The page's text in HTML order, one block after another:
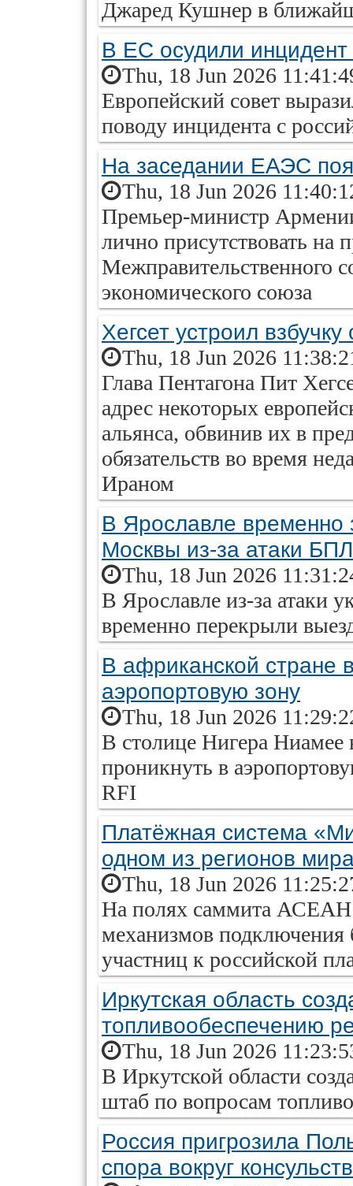
Джаред Кушнер в
В ЕС осудили
Thu, 18 Jun 2026
Европейский совет
поводу инцидента с
На заседании ЕАЭС
Thu, 18 Jun 2026
Премьер-министр
лично присутствовать на
Межправительственного
экономического союза
Хегсет устроил
Thu, 18 Jun 2026
Глава Пентагона Пит
адрес некоторых
альянса, обвинив их в
обязательств во время
Ираном
В Ярославле временно
Москвы из-за атаки
Thu, 18 Jun 2026
В Ярославле из-за атаки
временно перекрыли
В африканской стране
аэропортовую зону
Thu, 18 Jun 2026
В столице Нигера
проникнуть в
RFI
Платёжная система
одном из регионов
Thu, 18 Jun 2026
На полях саммита АСЕАН
механизмов подключения
участниц к российской
Иркутская область
топливообеспечению
Thu, 18 Jun 2026
В Иркутской области
штаб по вопросам
Россия пригрозила
спора вокруг